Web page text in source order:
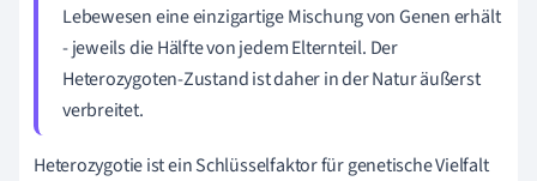
Lebewesen eine einzigartige Mischung von Genen erhält
- jeweils die Hälfte von jedem Elternteil. Der
Heterozygoten-Zustand ist daher in der Natur äußerst
verbreitet.
Heterozygotie ist ein Schlüsselfaktor für genetische Vielfalt